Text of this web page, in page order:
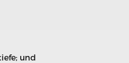
und